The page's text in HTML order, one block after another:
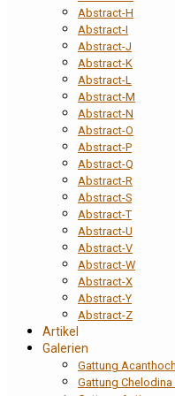
Abstract-H
Abstract-I
Abstract-J
Abstract-K
Abstract-L
Abstract-M
Abstract-N
Abstract-O
Abstract-P
Abstract-Q
Abstract-R
Abstract-S
Abstract-T
Abstract-U
Abstract-V
Abstract-W
Abstract-X
Abstract-Y
Abstract-Z
Artikel
Galerien
Gattung
Gattung